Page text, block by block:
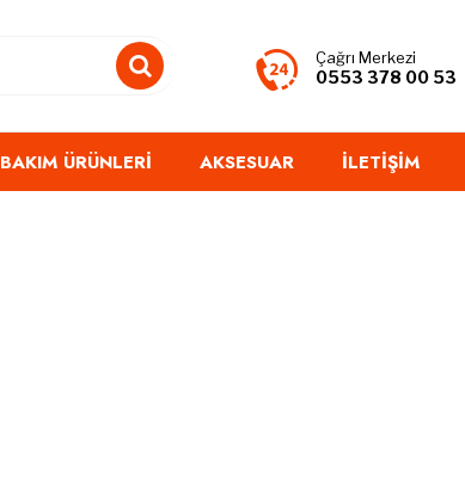
Çağrı Merkezi
0553 378 00 53
BAKIM ÜRÜNLERI AKSESUAR İLETIŞIM